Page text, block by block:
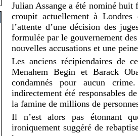
Julian Assange a été nominé
croupit actuellement à
l’attente d’une décision des
formulée par le gouvernement
nouvelles accusations et une
Les anciens récipiendaires de
Menahem Begin et Barack
condamnés pour aucun
indirectement été responsables
la famine de millions de
Il n’est alors pas étonnant
ironiquement suggéré de